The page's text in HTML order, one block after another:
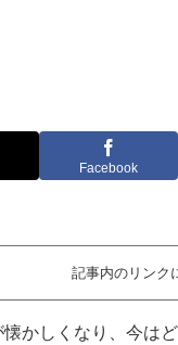
Facebook
記事内のリンク
かしくなり、今は